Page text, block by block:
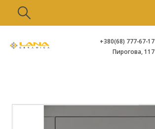
+380(68) 777-67-17
Пирогова, 117